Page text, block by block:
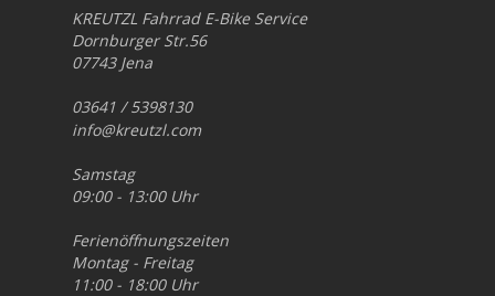
KREUTZL Fahrrad E-Bike Service
Dornburger Str.56
07743 Jena
03641 / 5398130
info@kreutzl.com
Samstag
09:00 - 13:00 Uhr
Ferienöffnungszeiten
Montag - Freitag
11:00 - 18:00 Uhr